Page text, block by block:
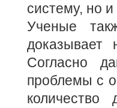
систему, но
Ученые
доказывает
Согласно
проблемы с